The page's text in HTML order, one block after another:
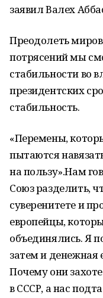
заявил Валех
Преодолеть
потрясений мы
стабильности во
президентских
стабильность.
«Перемены,
пытаются
на пользу».Нам
Союз разделить,
суверенитете и
европейцы,
объединялись. Я
затем и денежная
Почему они
в СССР, а нас